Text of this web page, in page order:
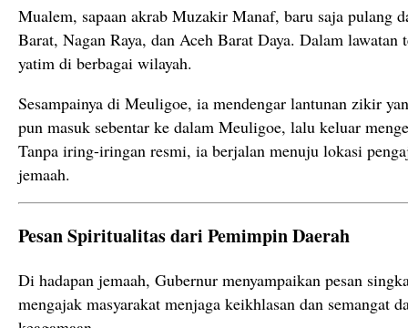
Mualem, sapaan akrab Muzakir Manaf, baru saja pulang
Barat, Nagan Raya, dan Aceh Barat Daya. Dalam lawatan
yatim di berbagai wilayah.
Sesampainya di Meuligoe, ia mendengar lantunan zikir
pun masuk sebentar ke dalam Meuligoe, lalu keluar
Tanpa iring-iringan resmi, ia berjalan menuju lokasi
jemaah.
Pesan Spiritualitas dari Pemimpin Daerah
Di hadapan jemaah, Gubernur menyampaikan pesan
mengajak masyarakat menjaga keikhlasan dan semangat